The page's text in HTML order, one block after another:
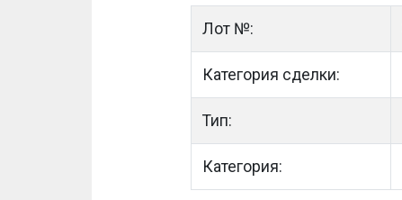
Лот №:
Категория сделки:
Тип:
Категория: